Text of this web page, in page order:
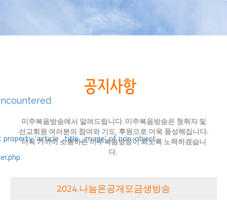
property 'airticle_title_image' of non-object
미주복음방송에서 알려드립니다. 미주복음방송은 청취자 및
선교회원 여러분의 참여와 기도, 후원으로 더욱 풍성해집니다.
더욱 가까이 소통하는 미주복음방송이 되도록 노력하겠습니
다.
2024 나눔온공개모금생방송